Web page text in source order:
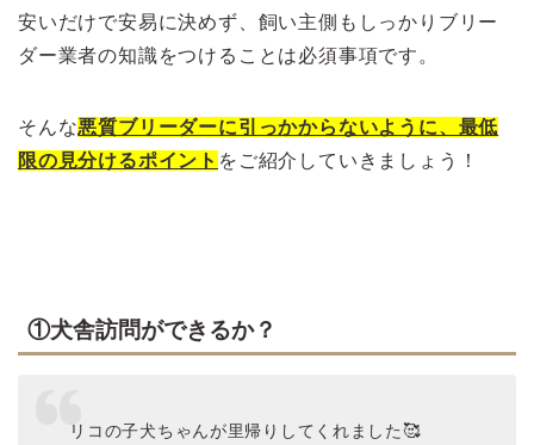
安いだけで安易に決めず、飼い主側もしっかりブリー
ダー業者の知識をつけることは必須事項です。
そんな悪質ブリーダーに引っかからないように、最低
限の見分けるポイント をご紹介していきましょう！
①犬舎訪問ができるか？
リコの子犬ちゃんが里帰りしてくれました🥰